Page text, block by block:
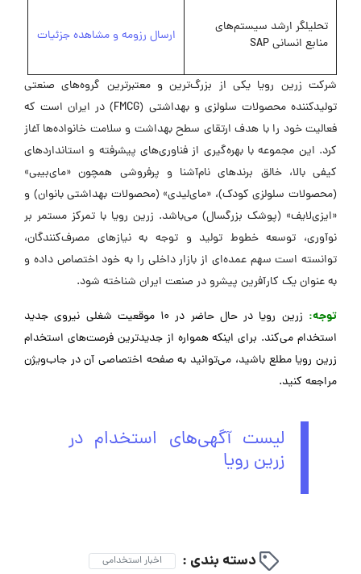
تحلیلگر ارشد سیستم‌های
منابع انسانی SAP
ارسال رزومه و مشاهده جزئیات
شرکت زرین رویا یکی از بزرگ‌ترین و معتبرترین گروه‌های صنعتی
تولیدکننده محصولات سلولزی و بهداشتی (FMCG) در ایران است که
فعالیت خود را با هدف ارتقای سطح بهداشت و سلامت خانواده‌ها آغاز
کرد. این مجموعه با بهره‌گیری از فناوری‌های پیشرفته و استانداردهای
کیفی بالا، خالق برندهای نام‌آشنا و پرفروشی همچون «مای‌بیبی»
(محصولات سلولزی کودک)، «مای‌لیدی» (محصولات بهداشتی بانوان) و
«ایزی‌لایف» (پوشک بزرگسال) می‌باشد. زرین رویا با تمرکز مستمر بر
نوآوری، توسعه خطوط تولید و توجه به نیازهای مصرف‌کنندگان،
توانسته است سهم عمده‌ای از بازار داخلی را به خود اختصاص داده و
به عنوان یک کارآفرین پیشرو در صنعت ایران شناخته شود.
توجه:
زرین رویا در حال حاضر در 10 موقعیت شغلی نیروی جدید
استخدام می‌کند. برای اینکه همواره از جدیدترین فرصت‌های استخدام
زرین رویا مطلع باشید، می‌توانید به صفحه اختصاصی آن در جاب‌ویژن
مراجعه کنید.
لیست آگهی‌های استخدام در
زرین رویا
دسته بندی : اخبار استخدامی